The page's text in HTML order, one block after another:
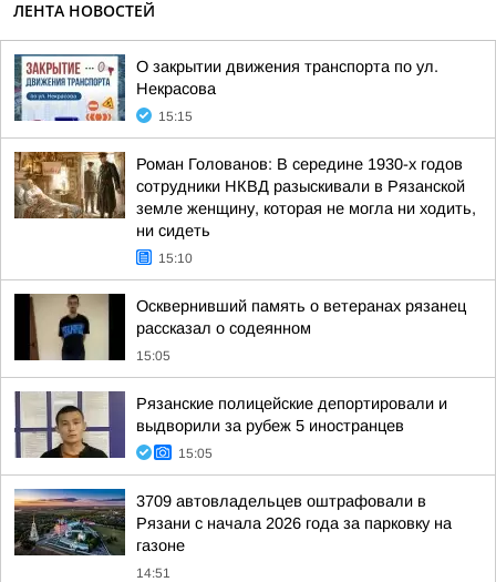
ЛЕНТА НОВОСТЕЙ
О закрытии движения транспорта по ул.
Некрасова
15:15
Роман Голованов: В середине 1930-х годов
сотрудники НКВД разыскивали в Рязанской
земле женщину, которая не могла ни ходить,
ни сидеть
15:10
Осквернивший память о ветеранах рязанец
рассказал о содеянном
15:05
Рязанские полицейские депортировали и
выдворили за рубеж 5 иностранцев
15:05
3709 автовладельцев оштрафовали в
Рязани с начала 2026 года за парковку на
газоне
14:51